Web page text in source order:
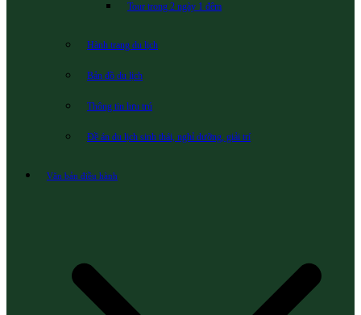
Tour trong 2 ngày 1 đêm
Hành trang du lịch
Bản đồ du lịch
Thông tin lưu trú
Đề án du lịch sinh thái, nghỉ dưỡng, giải trí
Văn bản điều hành